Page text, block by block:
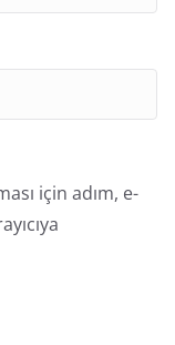
için adım, e-